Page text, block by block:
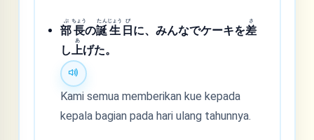
部
ぶ
長
ちょう
の誕
たん
生
じょう
日
び
に、みんなでケーキを差
さ
し 上
あ
げた。
Kami semua memberikan kue kepada
kepala bagian pada hari ulang tahunnya.